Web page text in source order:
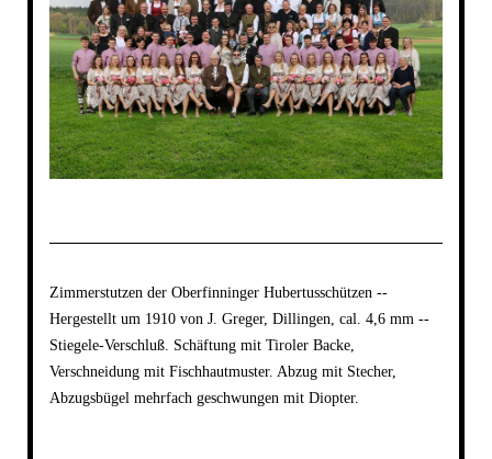
Zimmerstutzen der Oberfinninger Hubertusschützen --
Hergestellt um 1910 von J. Greger, Dillingen, cal. 4,6 mm --
Stiegele-Verschluß. Schäftung mit Tiroler Backe,
Verschneidung mit Fischhautmuster. Abzug mit Stecher,
Abzugsbügel mehrfach geschwungen mit Diopter.